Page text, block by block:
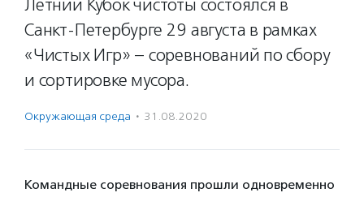
Летний Кубок чистоты состоялся в
Санкт-Петербурге 29 августа в рамках
«Чистых Игр» – соревнований по сбору
и сортировке мусора.
Окружающая среда · 31.08.2020
Командные соревнования прошли одновременно